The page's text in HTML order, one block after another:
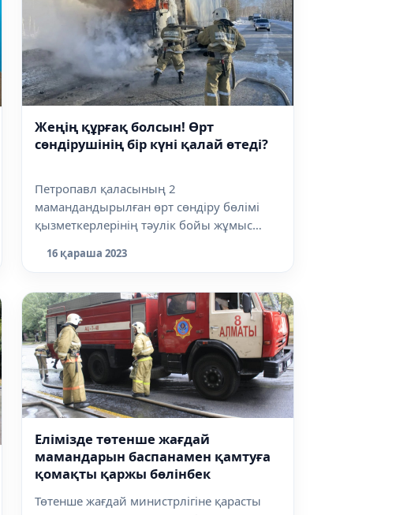
Жеңің құрғақ болсын! Өрт
сөндірушінің бір күні қалай өтеді?
Петропавл қаласының 2
мамандандырылған өрт сөндіру бөлімі
қызметкерлерінің тәулік бойы жұмыс
16 қараша 2023
Елімізде төтенше жағдай
мамандарын баспанамен қамтуға
қомақты қаржы бөлінбек
Төтенше жағдай министрлігіне қарасты